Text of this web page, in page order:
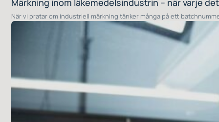
Märkning inom läkemedelsindustrin – när varje
När vi pratar om industriell märkning tänker många på ett